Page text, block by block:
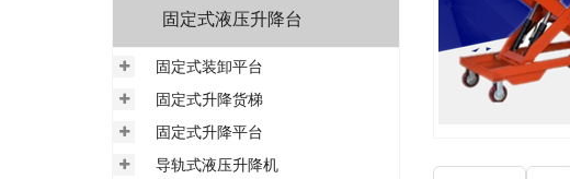
固定式液压升降台
固定式装卸平台
固定式升降货梯
固定式升降平台
导轨式液压升降机
液压